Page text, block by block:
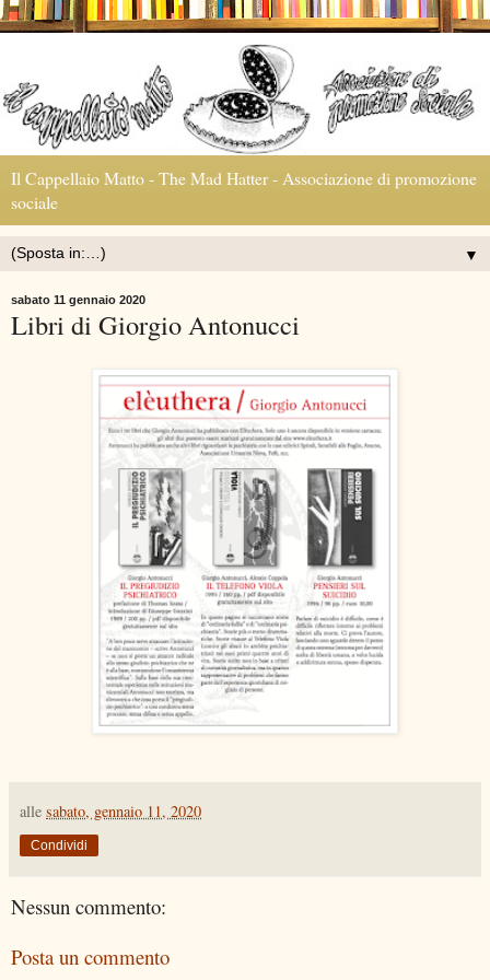
Il Cappellaio Matto - The Mad Hatter - Associazione di promozione
sociale
▼
sabato 11 gennaio 2020
Libri di Giorgio Antonucci
alle sabato, gennaio 11, 2020
Condividi
Nessun commento:
Posta un commento